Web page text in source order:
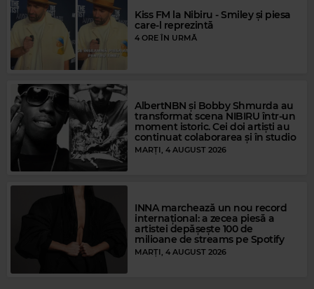
Magic FM
MAGIC FM–ALWAYS THE BEST MUSIC
Kiss FM la Nibiru - Smiley și piesa
care-l reprezintă
4 ORE ÎN URMĂ
AlbertNBN și Bobby Shmurda au
transformat scena NIBIRU într-un
moment istoric. Cei doi artiști au
continuat colaborarea și în studio
MARȚI, 4 AUGUST 2026
INNA marchează un nou record
internațional: a zecea piesă a
artistei depășește 100 de
milioane de streams pe Spotify
MARȚI, 4 AUGUST 2026